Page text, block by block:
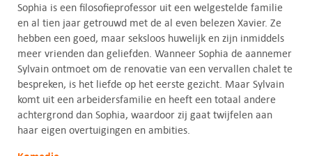
Sophia is een filosofieprofessor uit een welgestelde familie
en al tien jaar getrouwd met de al even belezen Xavier. Ze
hebben een goed, maar seksloos huwelijk en zijn inmiddels
meer vrienden dan geliefden. Wanneer Sophia de aannemer
Sylvain ontmoet om de renovatie van een vervallen chalet te
bespreken, is het liefde op het eerste gezicht. Maar Sylvain
komt uit een arbeidersfamilie en heeft een totaal andere
achtergrond dan Sophia, waardoor zij gaat twijfelen aan
haar eigen overtuigingen en ambities.